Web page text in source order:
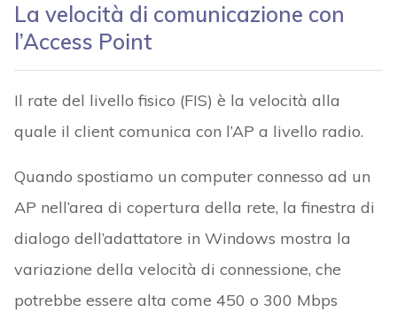
La velocità di comunicazione con
l’Access Point
Il rate del livello fisico (FIS) è la velocità alla
quale il client comunica con l’AP a livello radio.
Quando spostiamo un computer connesso ad un
AP nell’area di copertura della rete, la finestra di
dialogo dell’adattatore in Windows mostra la
variazione della velocità di connessione, che
potrebbe essere alta come 450 o 300 Mbps